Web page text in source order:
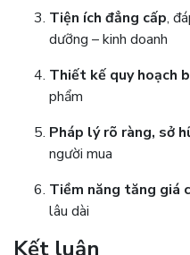
Tiện ích đẳng cấp,
dưỡng – kinh doanh
Thiết kế quy hoạch
phẩm
Pháp lý rõ ràng, sở
người mua
Tiềm năng tăng giá
lâu dài
Kết luận